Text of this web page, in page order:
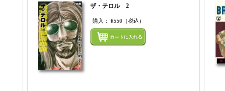
まとめてカートにいれる
ザ・テロル 2
購入： ¥550 （税込）
まと